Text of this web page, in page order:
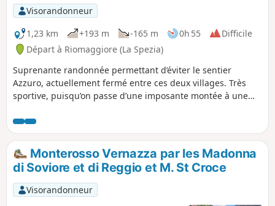
Visorandonneur
1,23 km
+193 m -165 m 0h 55
Difficile
Départ à Riomaggiore (La Spezia)
Suprenante randonnée permettant d’éviter le sentier
Azzuro, actuellement fermé entre ces deux villages. Très
sportive, puisqu’on passe d’une imposante montée à une
vous!
Monterosso Vernazza par les Madonna
di Soviore et di Reggio et M. St Croce
Visorandonneur